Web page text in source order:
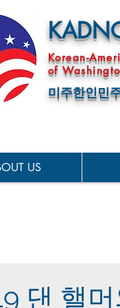
Korean-
of
미주한인민
US
댄 핼